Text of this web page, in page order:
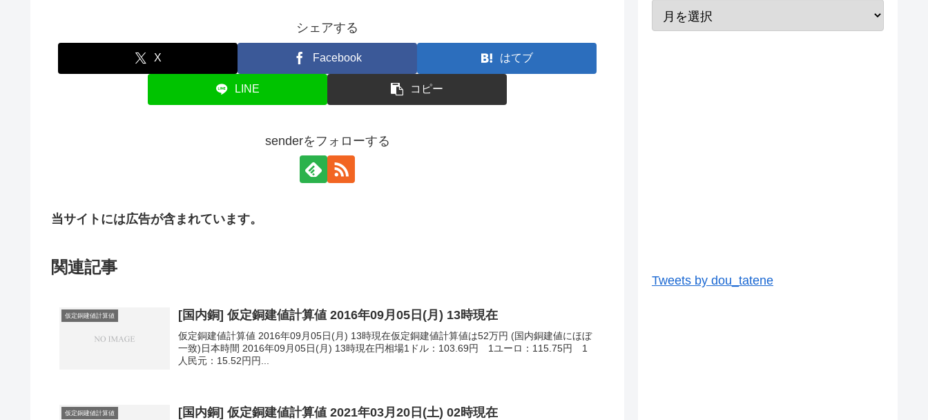
シェアする
X Facebook はてブ
LINE コピー
senderをフォローする
当サイトには広告が含まれています。
関連記事
仮定銅建値計算値 [国内銅] 仮定銅建値計算値 2016年09月05日(月) 13時現在
仮定銅建値計算値 2016年09月05日(月) 13時現在仮定銅建値計算値は52万円 (国内銅建値にほぼ
一致)日本時間 2016年09月05日(月) 13時現在円相場1ドル：103.69円 1ユーロ：115.75円 1
人民元：15.52円円...
仮定銅建値計算値 [国内銅] 仮定銅建値計算値 2021年03月20日(土) 02時現在
Tweets by dou_tatene